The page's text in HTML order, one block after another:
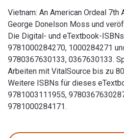
Vietnam: An American Ordeal
George Donelson Moss und
Die Digital- und eTextbook-
9781000284270, 1000284271
9780367630133, 0367630133.
Arbeiten mit VitalSource bis zu
Weitere ISBNs für dieses
9781003111955,
9781000284171.